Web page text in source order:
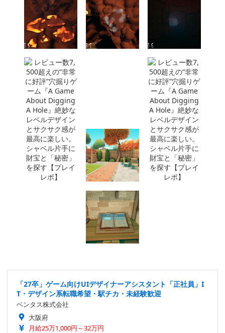
「27卒」ゲーム向けUIデザイナーアシスタント「正社員」I
T・デザイン系転職希望・駅チカ・未経験歓迎
ベンタス株式会社
大阪府
月給25万1,000円～32万円